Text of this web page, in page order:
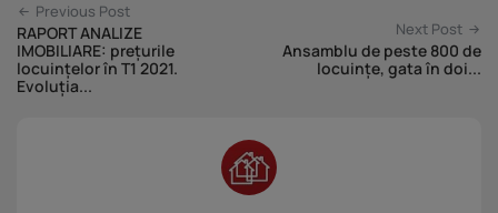
Previous Post
RAPORT ANALIZE
IMOBILIARE: prețurile
locuințelor în T1 2021.
Evoluția...
Next Post
Ansamblu de peste 800 de
locuințe, gata în doi...